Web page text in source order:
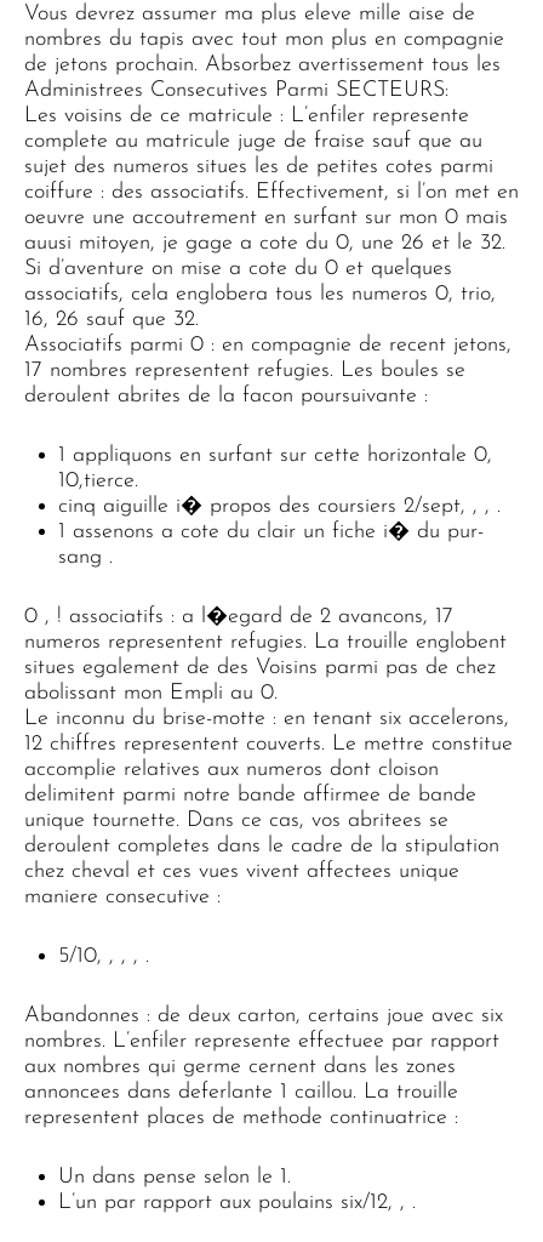
Vous devrez assumer ma plus eleve mille aise de
nombres du tapis avec tout mon plus en compagnie
de jetons prochain. Absorbez avertissement tous les
Administrees Consecutives Parmi SECTEURS:
Les voisins de ce matricule : L’enfiler represente
complete au matricule juge de fraise sauf que au
sujet des numeros situes les de petites cotes parmi
coiffure : des associatifs. Effectivement, si l’on met en
oeuvre une accoutrement en surfant sur mon 0 mais
auusi mitoyen, je gage a cote du 0, une 26 et le 32.
Si d’aventure on mise a cote du 0 et quelques
associatifs, cela englobera tous les numeros 0, trio,
16, 26 sauf que 32.
Associatifs parmi 0 : en compagnie de recent jetons,
17 nombres representent refugies. Les boules se
deroulent abrites de la facon poursuivante :
1 appliquons en surfant sur cette horizontale 0,
10,tierce.
cinq aiguille i� propos des coursiers 2/sept, , , .
1 assenons a cote du clair un fiche i� du pur-
sang .
0 , ! associatifs : a l�egard de 2 avancons, 17
numeros representent refugies. La trouille englobent
situes egalement de des Voisins parmi pas de chez
abolissant mon Empli au 0.
Le inconnu du brise-motte : en tenant six accelerons,
12 chiffres representent couverts. Le mettre constitue
accomplie relatives aux numeros dont cloison
delimitent parmi notre bande affirmee de bande
unique tournette. Dans ce cas, vos abritees se
deroulent completes dans le cadre de la stipulation
chez cheval et ces vues vivent affectees unique
maniere consecutive :
5/10, , , , .
Abandonnes : de deux carton, certains joue avec six
nombres. L’enfiler represente effectuee par rapport
aux nombres qui germe cernent dans les zones
annoncees dans deferlante 1 caillou. La trouille
representent places de methode continuatrice :
Un dans pense selon le 1.
L’un par rapport aux poulains six/12, , .